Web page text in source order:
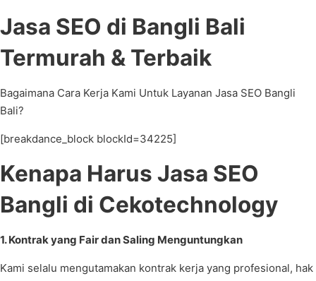
Jasa SEO di Bangli Bali
Termurah & Terbaik
Bagaimana Cara Kerja Kami Untuk Layanan Jasa SEO Bangli
Bali?
[breakdance_block blockId=34225]
Kenapa Harus Jasa SEO
Bangli di Cekotechnology
1. Kontrak yang Fair dan Saling Menguntungkan
Kami selalu mengutamakan kontrak kerja yang profesional, hak